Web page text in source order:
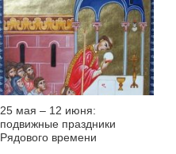
25 мая – 12 июня:
подвижные праздники
Рядового времени